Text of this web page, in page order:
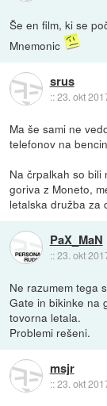
Še en film, ki se
Mnemonic
srus
::23. okt
Ma še sami ne
telefonov na
Na črpalkah so bili
goriva z Moneto,
letalska družba za
PaX_MaN
::23. okt
Ne razumem tega
Gate in bikinke na
tovorna letala.
Problemi rešeni.
msjr
::23. okt